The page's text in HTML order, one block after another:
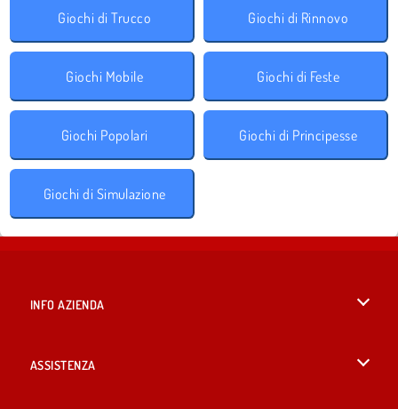
Giochi di Trucco Giochi di Rinnovo
Giochi Mobile Giochi di Feste
Giochi Popolari Giochi di Principesse
Giochi di Simulazione
INFO AZIENDA
ASSISTENZA